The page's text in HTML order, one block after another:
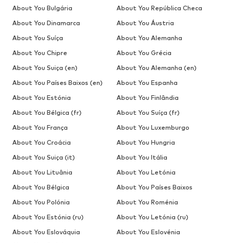
About You Bulgária
About You República Checa
About You Dinamarca
About You Áustria
About You Suíça
About You Alemanha
About You Chipre
About You Grécia
About You Suiça (en)
About You Alemanha (en)
About You Países Baixos (en)
About You Espanha
About You Estónia
About You Finlândia
About You Bélgica (fr)
About You Suíça (fr)
About You França
About You Luxemburgo
About You Croácia
About You Hungria
About You Suiça (it)
About You Itália
About You Lituânia
About You Letónia
About You Bélgica
About You Países Baixos
About You Polónia
About You Roménia
About You Estónia (ru)
About You Letónia (ru)
About You Eslováquia
About You Eslovénia